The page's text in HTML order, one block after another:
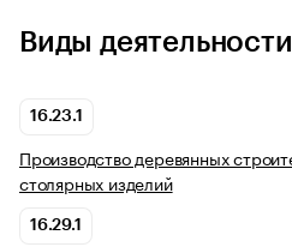
Виды деятельности
16.23.1
Производство деревянных
столярных изделий
16.29.1